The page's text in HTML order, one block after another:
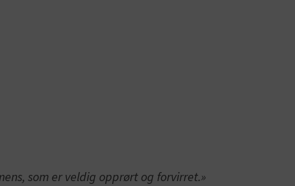
som er veldig opprørt og forvirret.»